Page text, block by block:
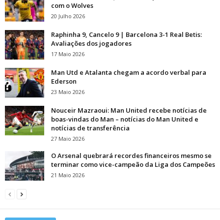
com o Wolves
20 Julho 2026
Raphinha 9, Cancelo 9 | Barcelona 3-1 Real Betis:
Avaliações dos jogadores
17 Maio 2026
Man Utd e Atalanta chegam a acordo verbal para
Ederson
23 Maio 2026
Nouceir Mazraoui: Man United recebe notícias de
boas-vindas do Man – notícias do Man United e
notícias de transferência
27 Maio 2026
O Arsenal quebrará recordes financeiros mesmo se
terminar como vice-campeão da Liga dos Campeões
21 Maio 2026